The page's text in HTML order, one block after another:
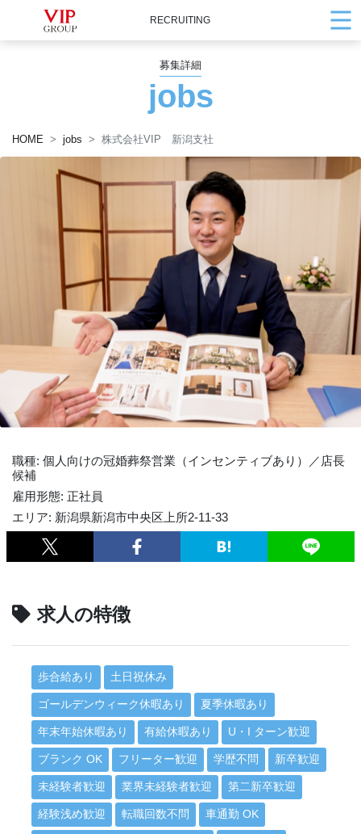
RECRUITING
募集詳細
jobs
HOME jobs 株式会社VIP 新潟支社
職種: 個人向けの冠婚葬祭営業（インセンティブあり）／店長
候補
雇用形態: 正社員
エリア: 新潟県新潟市中央区上所2-11-33
求人の特徴
歩合給あり 土日祝休み
ゴールデンウィーク休暇あり 夏季休暇あり
年末年始休暇あり 有給休暇あり U・I ターン歓迎
ブランク OK フリーター歓迎 学歴不問 新卒歓迎
未経験者歓迎 業界未経験者歓迎 第二新卒歓迎
経験浅め歓迎 転職回数不問 車通勤 OK